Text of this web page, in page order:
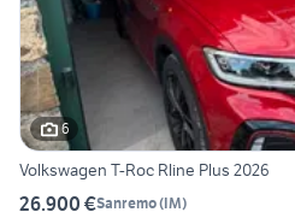
6
Volkswagen T-Roc Rline Plus 2026
26.900 €Sanremo(IM)